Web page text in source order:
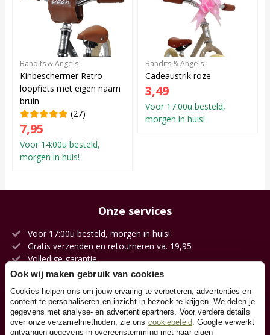
Bandits & Angels
Kinbeschermer Retro
loopfiets met eigen naam
bruin
(27)
7,95
Voor 14:00u besteld,
morgen in huis!
Bandits & Angels
Cadeaustrik roze
3,49
Voor 17:00u besteld,
morgen in huis!
Onze services
Voor 17:00u besteld, morgen in huis!
Gratis verzenden en retourneren va. 19,95
Volledige garantie.
Kies jouw afleverdatum.
Eigen magazijn en voorraad.
Ook wij maken gebruik van cookies
Cookies helpen ons om jouw ervaring te verbeteren, advertenties en
content te personaliseren en inzicht in bezoek te krijgen. We delen je
gegevens met analyse- en advertentiepartners. Voor verdere details
over onze verzamelmethoden, zie ons cookiebeleid. Google verwerkt
ontvangen gegevens in overeenstemming met haar eigen